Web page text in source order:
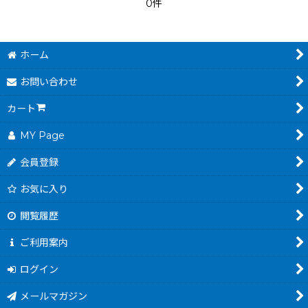
0件
ホーム
お問い合わせ
カート
MY Page
会員登録
お気に入り
閲覧履歴
ご利用案内
ログイン
メールマガジン